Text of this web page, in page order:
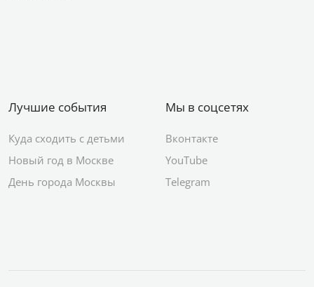
Лучшие события
Куда сходить с детьми
Новый год в Москве
День города Москвы
Мы в соцсетях
Вконтакте
YouTube
Telegram